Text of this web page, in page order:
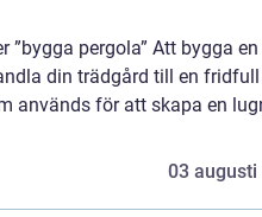
”bygga pergola” Att bygga en
din trädgård till en
används för att skapa en
03 augusti